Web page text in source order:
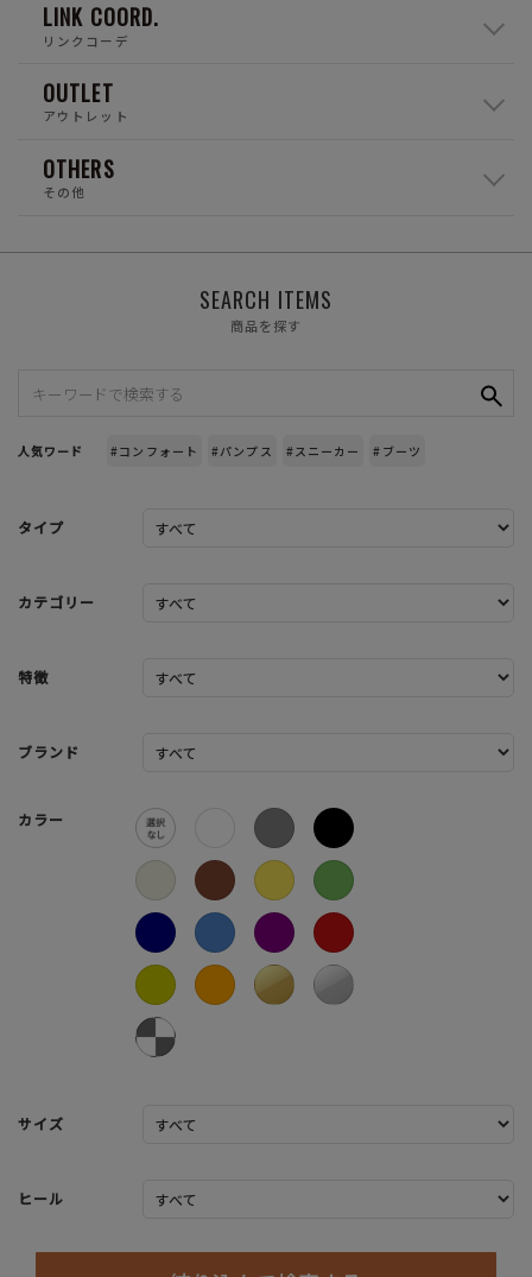
LINK COORD.
リンクコーデ
OUTLET
アウトレット
OTHERS
その他
SEARCH ITEMS
商品を探す
人気ワード #コンフォート #パンプス #スニーカー #ブーツ
タイプ
カテゴリー
特徴
ブランド
カラー
サイズ
ヒール